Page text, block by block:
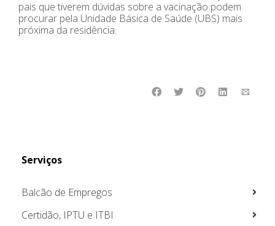
pais que tiverem dúvidas sobre a vacinação podem
procurar pela Unidade Básica de Saúde (UBS) mais
próxima da residência.
Serviços
Balcão de Empregos
Certidão, IPTU e ITBI